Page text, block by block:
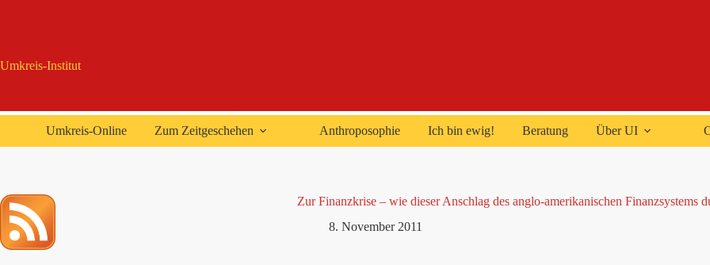
Umkreis-Institut
Umkreis-Online Zum Zeitgeschehen Anthroposophie Ich bin ewig! Beratung Über UI
Zur Finanzkrise – wie dieser Anschlag des anglo-amerikanischen Finanzsystems
8. November 2011